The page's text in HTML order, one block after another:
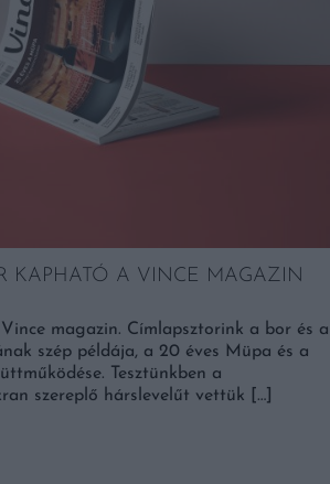
KAPHATÓ A VINCE MAGAZIN
magazin. Címlapsztorink a bor és a
szép példája, a 20 éves Müpa és a
Tesztünkben a
szereplő hárslevelűt vettük […]